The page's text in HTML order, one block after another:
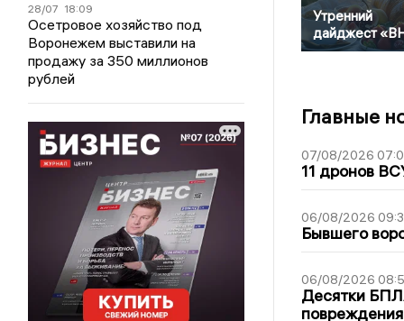
28/07 18:09
Осетровое хозяйство под
Воронежем выставили на
продажу за 350 миллионов
рублей
Утренний
дайджест
Главные
07/08/2026
11 дронов
06/08/2026
Бывшего
06/08/2026
Десятки
повреждения